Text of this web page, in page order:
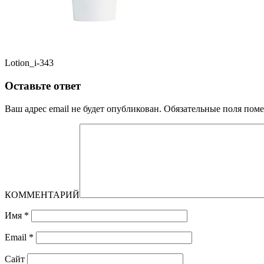
Lotion_i-343
Оставьте ответ
Ваш адрес email не будет опубликован. Обязательные поля
КОММЕНТАРИЙ
Имя *
Email *
Сайт